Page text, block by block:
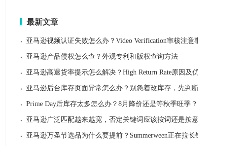
最新文章
· 亚马逊视频认证失败怎么办？Video Verification审核注意事项
· 亚马逊产品侵权怎么查？外观专利和版权查询方法
· 亚马逊高退货率提示怎么解决？High Return Rate原因及优化方法
· 亚马逊后台库存页面异常怎么办？别急着改库存，先判断是不是系统故障
· Prime Day后库存太多怎么办？8月降价还是等秋季旺季？
· 亚马逊广泛匹配越来越宽，否定关键词应该按词还是按意图？
· 亚马逊万圣节选品为什么要提前？Summerween正在拉长销售周期